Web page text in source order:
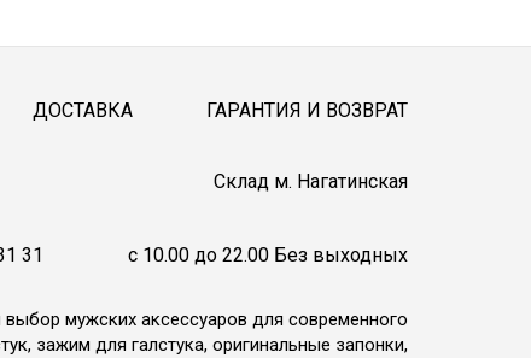
ДОСТАВКА ГАРАНТИЯ И ВОЗВРАТ
Cклад м. Нагатинская
31 c 10.00 до 22.00 Без выходных
мужских аксессуаров для современного
зажим для галстука, оригинальные запонки,